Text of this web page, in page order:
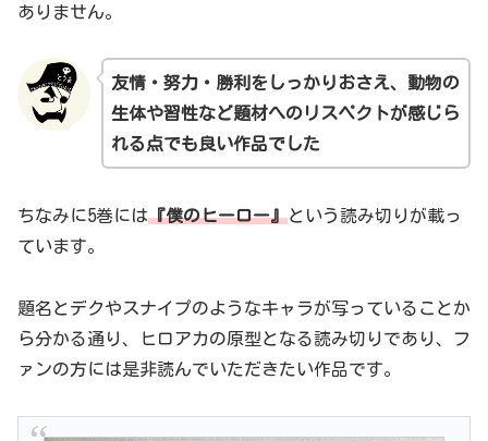
ありません。
友情・努力・勝利をしっかりおさえ、動物の
生体や習性など題材へのリスペクトが感じら
れる点でも良い作品でした
ちなみに5巻には『僕のヒーロー』という読み切りが載っ
ています。
題名とデクやスナイプのようなキャラが写っていることか
ら分かる通り、ヒロアカの原型となる読み切りであり、フ
ァンの方には是非読んでいただきたい作品です。